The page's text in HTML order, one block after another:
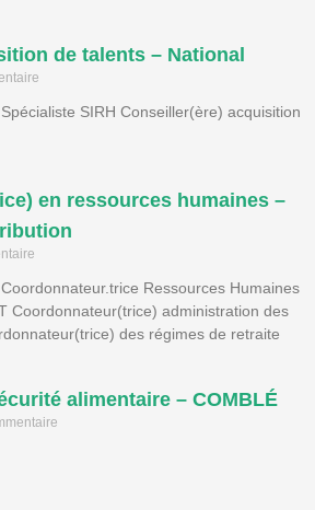
de talents – National
SIRH Conseiller(ère) acquisition
en ressources humaines –
Ressources Humaines
Coordonnateur(trice) administration des
des régimes de retraite
alimentaire – COMBLÉ